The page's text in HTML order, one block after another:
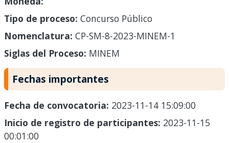
Tipo de proceso: Concurso Público
Nomenclatura: CP-SM-8-2023-MINEM-1
Siglas del Proceso: MINEM
Fechas importantes
Fecha de convocatoria: 2023-11-14 15:09:00
Inicio de registro de participantes: 2023-11-15
00:01:00